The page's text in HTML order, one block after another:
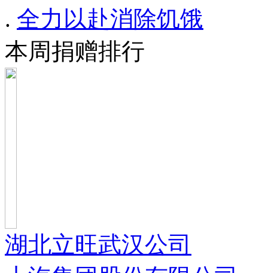
. 全力以赴消除饥饿
本周捐赠排行
湖北立旺武汉公司